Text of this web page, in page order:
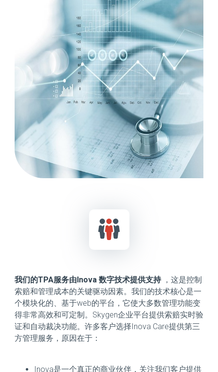
我们的TPA服务由Inova 数字技术提供支持 ，这是控制
索赔和管理成本的关键驱动因素。我们的技术核心是一
个模块化的、基于web的平台，它使大多数管理功能变
得非常高效和可定制。Skygen企业平台提供索赔实时验
证和自动裁决功能。许多客户选择Inova Care提供第三
方管理服务，原因在于：
Inova是一个真正的商业伙伴，关注我们客户提供